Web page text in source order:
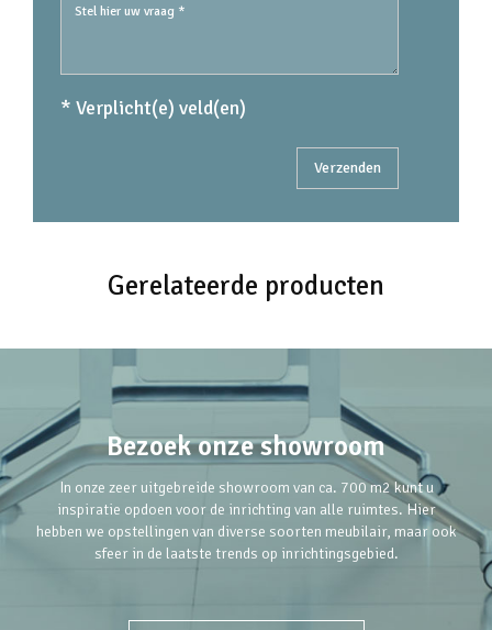
* Verplicht(e) veld(en)
Gerelateerde producten
Bezoek onze showroom
In onze zeer uitgebreide showroom van ca. 700 m2 kunt u
inspiratie opdoen voor de inrichting van alle ruimtes. Hier
hebben we opstellingen van diverse soorten meubilair, maar ook
sfeer in de laatste trends op inrichtingsgebied.